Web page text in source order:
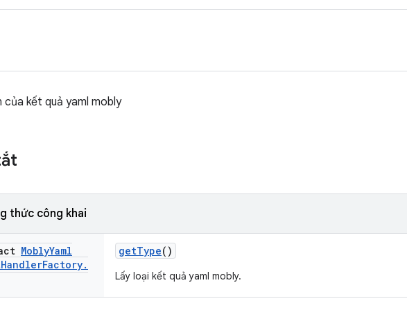
của kết quả yaml mobly
thức công khai
MoblyYaml
HandlerFactory.
getType()
Lấy loại kết quả yaml mobly.